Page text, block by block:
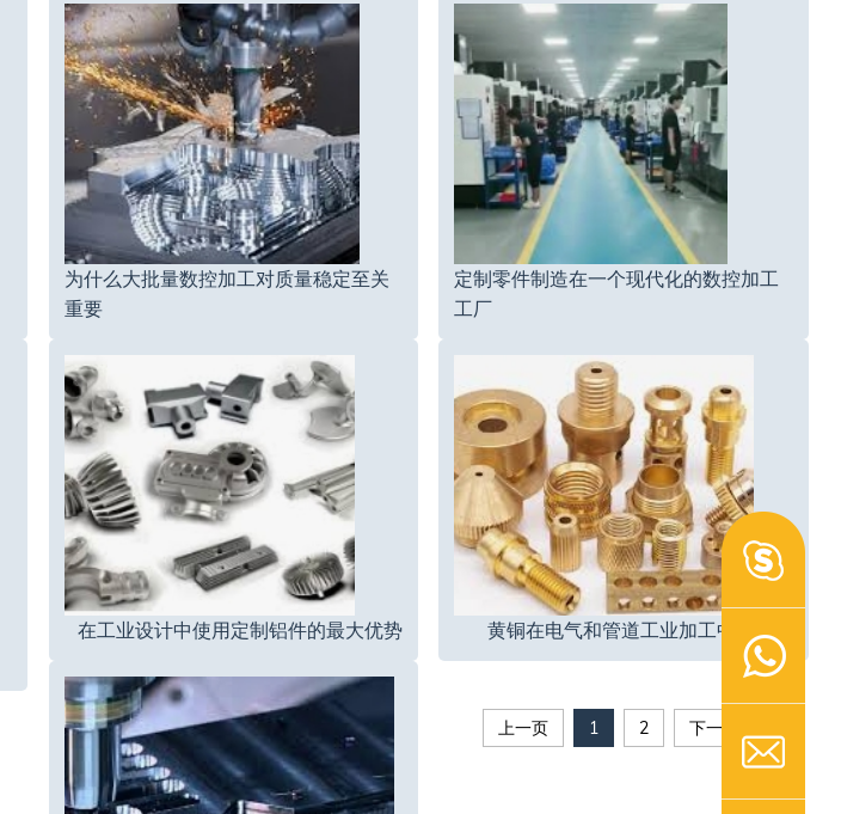
为什么大批量数控加工对质量稳定至关
重要
定制零件制造在一个现代化的数控加工
工厂
在工业设计中使用定制铝件的最大优势 黄铜在电气和管道工业加工中的作用
上一页 1 2 下一个